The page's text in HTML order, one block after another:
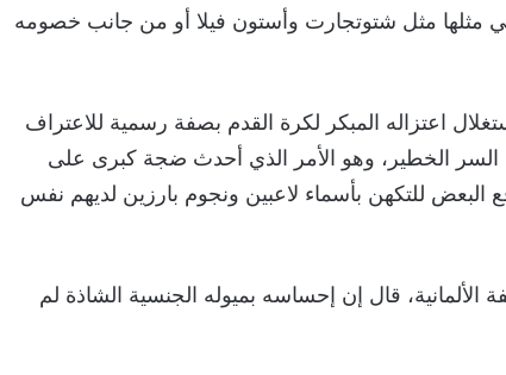
مثلها مثل شتوتجارت وأستون فيلا أو من جانب خصومه
اعتزاله المبكر لكرة القدم بصفة رسمية للاعتراف
السر الخطير، وهو الأمر الذي أحدث ضجة كبرى على
البعض للتكهن بأسماء لاعبين ونجوم بارزين لديهم نفس
قال إن إحساسه بميوله الجنسية الشاذة لم